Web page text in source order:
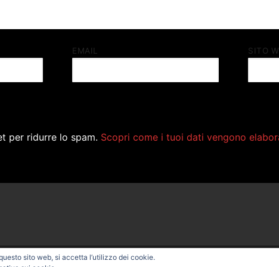
EMAIL SITO
per ridurre lo spam. Scopri come i tuoi dati vengono
sito web, si accetta l’utilizzo dei cookie.